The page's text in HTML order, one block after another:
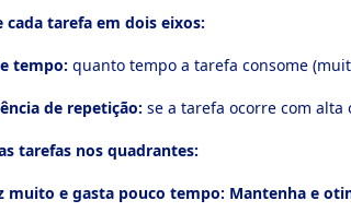
cada tarefa em dois eixos:
tempo: quanto tempo a tarefa consome
de repetição: se a tarefa ocorre com
tarefas nos quadrantes:
muito e gasta pouco tempo: Mantenha e